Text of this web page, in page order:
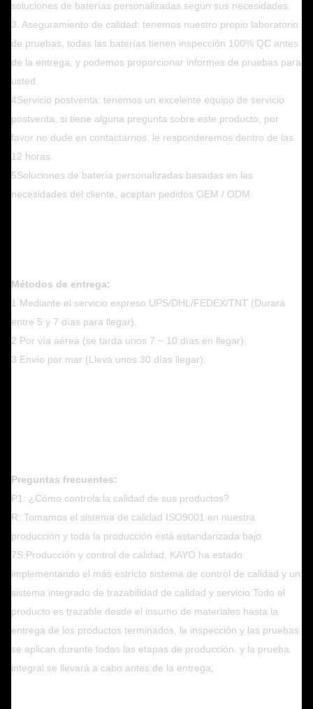
soluciones de baterías personalizadas según sus necesidades.
3. Aseguramiento de calidad: tenemos nuestro propio laboratorio
de pruebas, todas las baterías tienen inspección 100% QC antes
de la entrega, y podemos proporcionar informes de pruebas para
usted.
4Servicio postventa: tenemos un excelente equipo de servicio
postventa, si tiene alguna pregunta sobre este producto, por
favor no dude en contactarnos, le responderemos dentro de las
12 horas.
5Soluciones de batería personalizadas basadas en las
necesidades del cliente, aceptan pedidos OEM / ODM.
Métodos de entrega:
1 Mediante el servicio expreso UPS/DHL/FEDEX/TNT (Durará
entre 5 y 7 días para llegar).
2 Por vía aérea (se tarda unos 7 ~ 10 días en llegar).
3 Envío por mar (Lleva unos 30 días llegar).
Preguntas frecuentes:
P1: ¿Cómo controla la calidad de sus productos?
R: Tomamos el sistema de calidad ISO9001 en nuestra
producción y toda la producción está estandarizada bajo
7S.Producción y control de calidad, KAYO ha estado
implementando el más estricto sistema de control de calidad y un
sistema integrado de trazabilidad de calidad y servicio.Todo el
producto es trazable desde el insumo de materiales hasta la
entrega de los productos terminados, la inspección y las pruebas
se aplican durante todas las etapas de producción. y la prueba
integral se llevará a cabo antes de la entrega;